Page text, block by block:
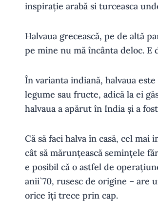
inspirație arabă si turceasca
Halvaua grecească, pe de altă
pe mine nu mă încânta deloc. E
În varianta indiană, halvaua
legume sau fructe, adică la ei
halvaua a apărut în India și a
Că să faci halva în casă, cel
cât să mărunțească semințele
e posibil că o astfel de
anii`70, rusesc de origine – are
orice îți trece prin cap.